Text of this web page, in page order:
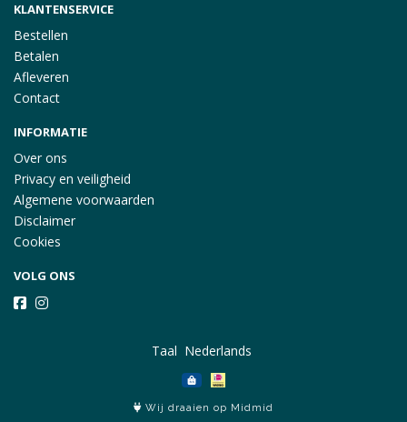
KLANTENSERVICE
Bestellen
Betalen
Afleveren
Contact
INFORMATIE
Over ons
Privacy en veiligheid
Algemene voorwaarden
Disclaimer
Cookies
VOLG ONS
Taal
Wij draaien op Midmid